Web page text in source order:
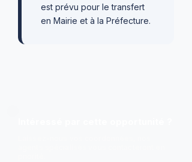
est prévu pour le transfert
en Mairie et à la Préfecture.